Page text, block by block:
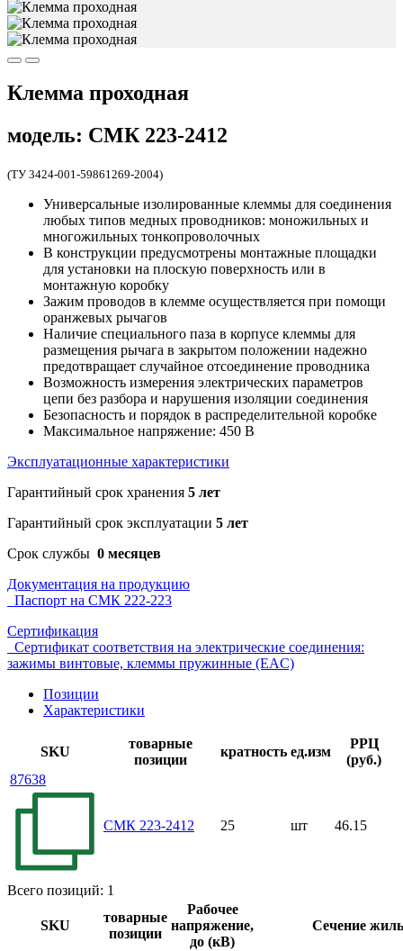
Клемма проходная
модель: СМК 223-2412
(ТУ 3424-001-59861269-2004)
Универсальные изолированные клеммы для соединения
любых типов медных проводников: моножильных и
многожильных тонкопроволочных
В конструкции предусмотрены монтажные площадки
для установки на плоскую поверхность или в
монтажную коробку
Зажим проводов в клемме осуществляется при помощи
оранжевых рычагов
Наличие специального паза в корпусе клеммы для
размещения рычага в закрытом положении надежно
предотвращает случайное отсоединение проводника
Возможность измерения электрических параметров
цепи без разбора и нарушения изоляции соединения
Безопасность и порядок в распределительной коробке
Максимальное напряжение: 450 В
Эксплуатационные характеристики
Гарантийный срок хранения 5 лет
Гарантийный срок эксплуатации 5 лет
Срок службы 0 месяцев
Документация на продукцию
Паспорт на СМК 222-223
Сертификация
Сертификат соответствия на электрические соединения:
зажимы винтовые, клеммы пружинные (EAC)
Позиции
Характеристики
SKU
товарные
позиции
кратность ед.изм
РРЦ
(руб.)
87638
СМК 223-2412 25 шт 46.15
Всего позиций: 1
SKU
товарные
позиции
Рабочее
напряжение,
до (кВ)
Сечение